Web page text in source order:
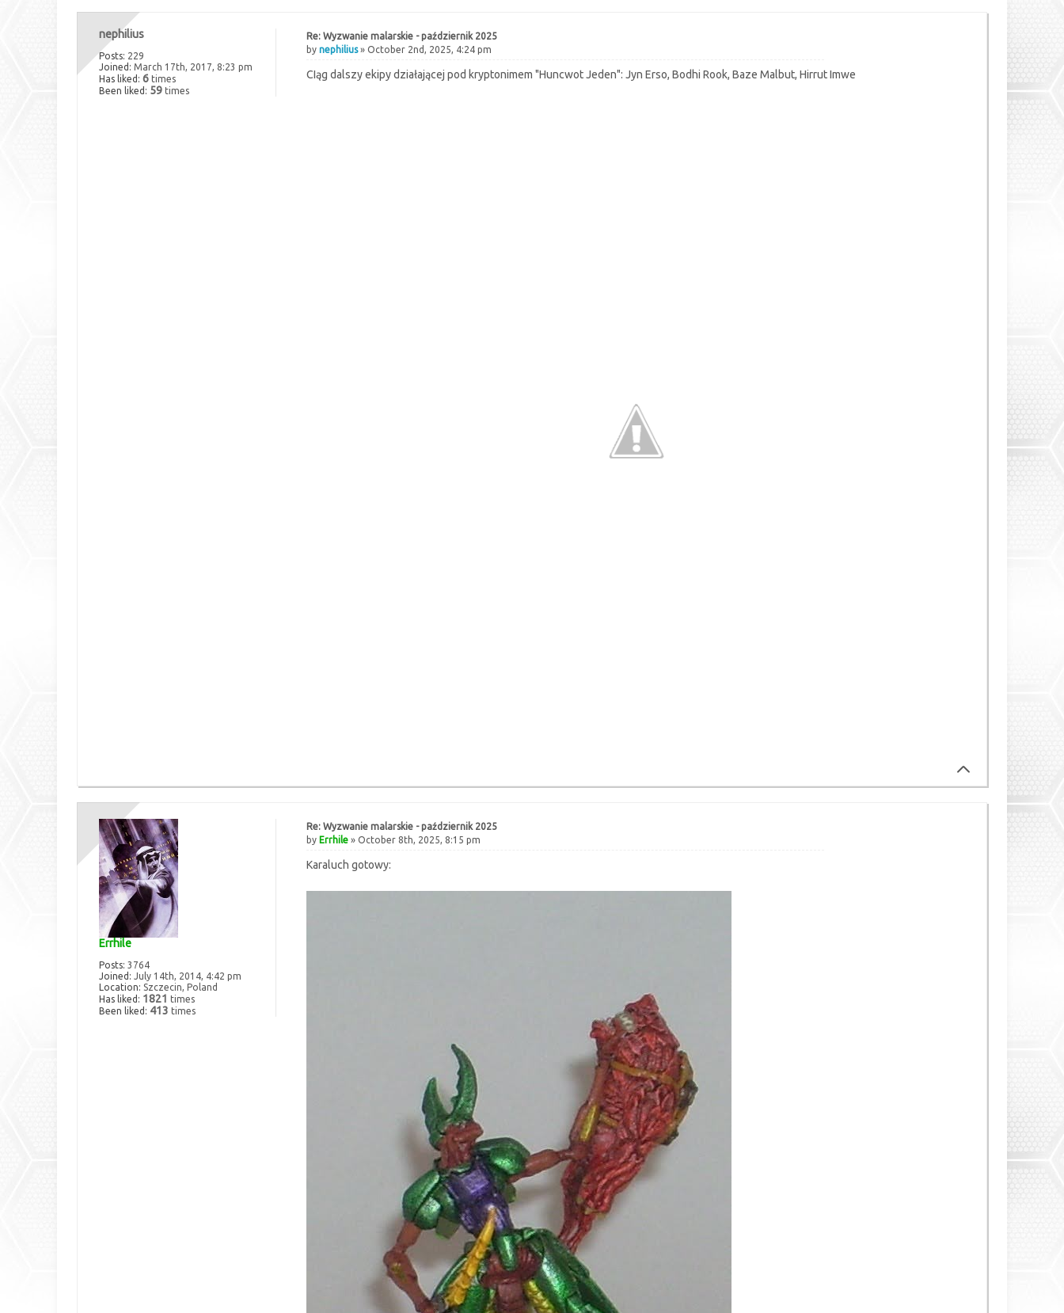
Re: Wyzwanie malarskie - październik 2025
by nephilius» October 2nd, 2025, 4:24 pm
CIąg dalszy ekipy działającej pod kryptonimem "Huncwot Jeden": Jyn Erso, Bodhi Rook, Baze Malbut, Hirrut Imwe
nephilius
Posts: 229
Joined: March 17th, 2017, 8:23 pm
Has liked: 6 times
Been liked: 59 times
Re: Wyzwanie malarskie - październik 2025
by Errhile» October 8th, 2025, 8:15 pm
Karaluch gotowy:
Errhile
Posts: 3764
Joined: July 14th, 2014, 4:42 pm
Location: Szczecin, Poland
Has liked: 1821 times
Been liked: 413 times